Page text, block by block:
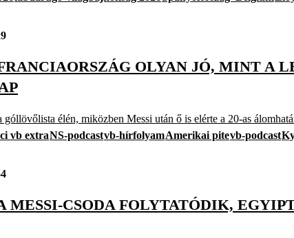
OLYAN JÓ, MINT A
élén, miközben Messi után ő is elérte a 20-as
vb extraNS-podcastvb-hírfolyamAmerikai pitevb-podcast
CSODA FOLYTATÓDIK,